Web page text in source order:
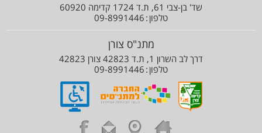
שד' בן-צבי 61, ת.ד 1724 קדימה 60920
טלפון 09-8991446
מתנ"ס צורן
דרך לב השרון 1, ת.ד 42823 צורן 42823
טלפון 09-8991446